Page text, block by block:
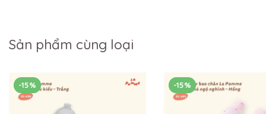
Sản phẩm cùng loại
-15% -15%